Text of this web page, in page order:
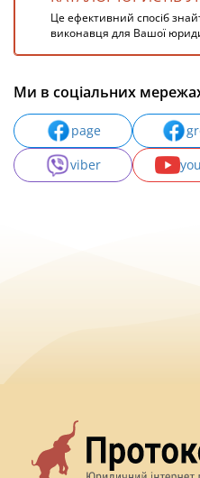
Це ефективний спосіб
виконавця для Вашої
Ми в соціальних
page
viber